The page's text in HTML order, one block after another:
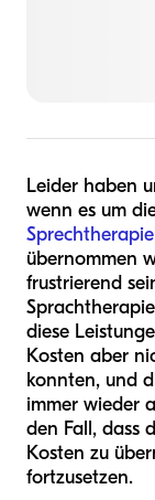
Leider haben
wenn es um
übernommen
frustrierend
diese
Kosten aber
konnten, und
immer wieder
den Fall, dass
Kosten zu
fortzusetzen.